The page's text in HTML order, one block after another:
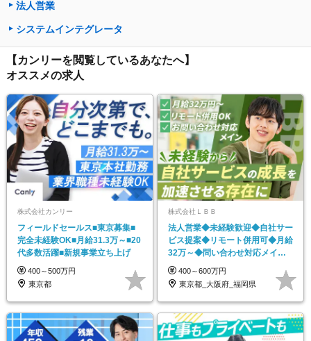
法人営業
システムインテグレータ
【カンリーを閲覧しているあなたへ】
オススメの求人
株式会社カンリー
フィールドセールス■東京募集■
完全未経験OK■月給31.3万～■20
代多数活躍■新規事業立ち上げ
400～500万円
東京都
株式会社ＬＢＢ
法人営業◆未経験歓迎◆自社サー
ビス提案◆リモート併用可◆月給
32万～◆問い合わせ対応メイン
◆服装自由
400～600万円
東京都_大阪府_福岡県